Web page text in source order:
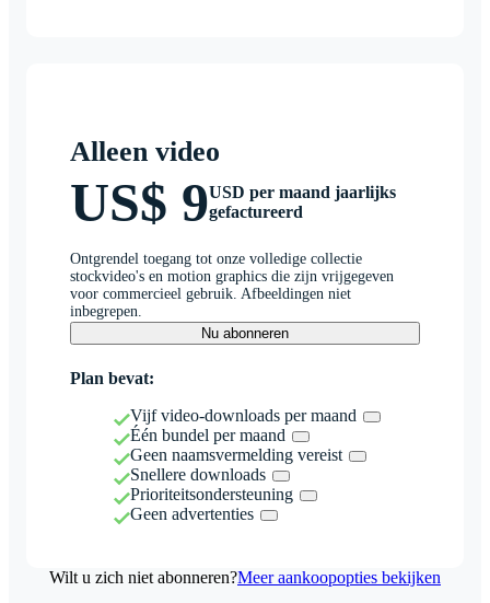
Alleen video
US$ 9USD per maand jaarlijks
gefactureerd
Ontgrendel toegang tot onze volledige collectie
stockvideo's en motion graphics die zijn vrijgegeven
voor commercieel gebruik. Afbeeldingen niet
inbegrepen.
Nu abonneren
Plan bevat:
Vijf video-downloads per maand
Één bundel per maand
Geen naamsvermelding vereist
Snellere downloads
Prioriteitsondersteuning
Geen advertenties
Wilt u zich niet abonneren?Meer aankoopopties bekijken